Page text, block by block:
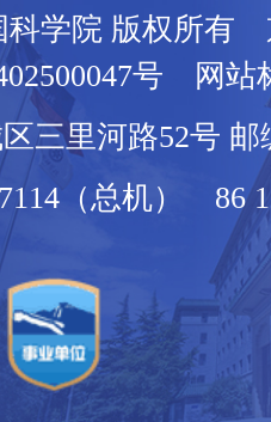
科学院 版权所有
号 网站
三里河路52号 邮
（总机） 86